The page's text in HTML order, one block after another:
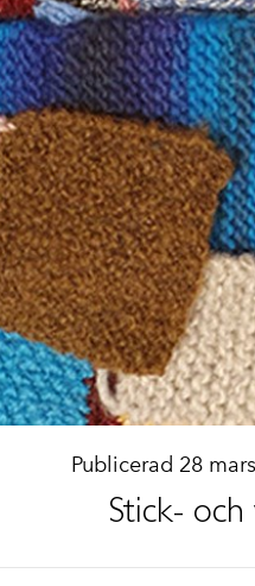
Publicerad 28
Stick-